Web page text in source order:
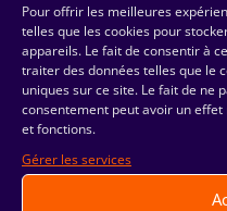
Pour offrir les meilleures
telles que les cookies pour
appareils. Le fait de consentir à
traiter des données telles que le
uniques sur ce site. Le fait de ne
consentement peut avoir un
et fonctions.
Gérer les services
Hors ECRAN- Agence
realisation-of-video